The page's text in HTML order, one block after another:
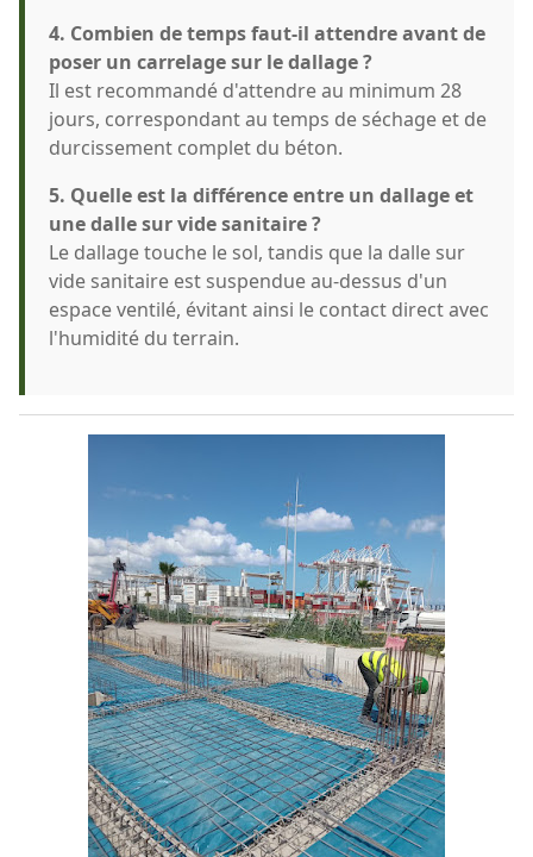
4. Combien de temps faut-il attendre avant de
poser un carrelage sur le dallage ?
Il est recommandé d'attendre au minimum 28
jours, correspondant au temps de séchage et de
durcissement complet du béton.
5. Quelle est la différence entre un dallage et
une dalle sur vide sanitaire ?
Le dallage touche le sol, tandis que la dalle sur
vide sanitaire est suspendue au-dessus d'un
espace ventilé, évitant ainsi le contact direct avec
l'humidité du terrain.